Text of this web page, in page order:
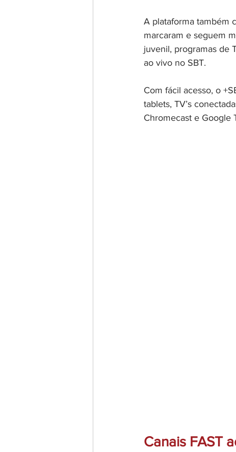
A plataforma também
marcaram e seguem
juvenil, programas de
ao vivo no SBT.
Com fácil acesso, o
tablets, TV’s
Chromecast e Google
Canais FAST